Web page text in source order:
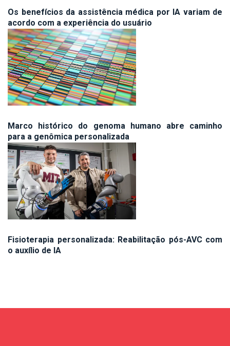
Os benefícios da assistência médica por IA variam de
acordo com a experiência do usuário
Marco histórico do genoma humano abre caminho
para a genômica personalizada
Fisioterapia personalizada: Reabilitação pós-AVC com
o auxílio de IA